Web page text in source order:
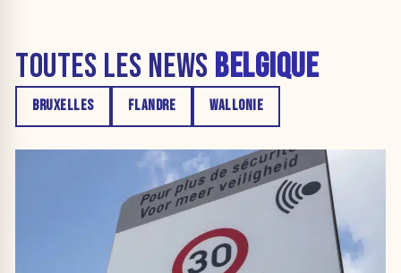
TOUTES LES NEWS BELGIQUE
BRUXELLES FLANDRE WALLONIE